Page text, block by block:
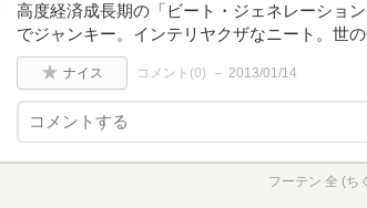
高度経済成長期の「ビート・ジェネレーショ
でジャンキー。インテリヤクザなニート。世
ナイス コメント(0) 2013/01/14
フーテン 全 (ち